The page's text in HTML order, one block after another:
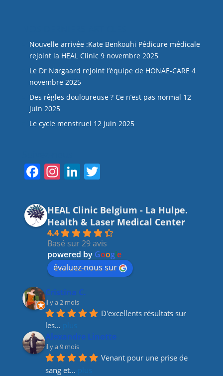
Nouvelle arrivée :Kate Benkouhi Pédicure médicale
rejoint la HEAL Clinic 9 novembre 2025
Le Dr Nørgaard rejoint l’équipe de HONAE-CARE 4
novembre 2025
Des règles douloureuse ? Ce n’est pas normal 12
juin 2025
Le cycle menstruel 12 juin 2025
F
c
e
b
o
o
k
In
a
gr
a
m
Li
k
e
dI
n
T
itt
er
HEAL Clinic Belgium - La Hulpe.
Health & Laser Medical Center
4.4
Basé sur 29 avis
powered by Google
évaluez-nous sur
Cristina C.
il y a 2 mois
D'excellents résultats sur
les... plus
Alexandre Linotte
il y a 9 mois
Venant pour une prise de
sang et... plus